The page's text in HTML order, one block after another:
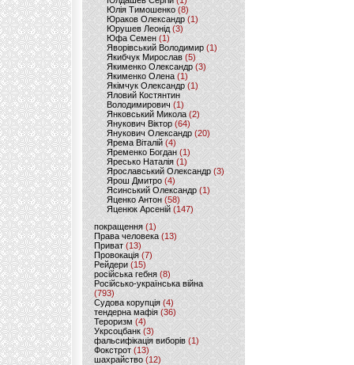
Юлія Тимошенко (8)
Юраков Олександр (1)
Юрушев Леонід (3)
Юфа Семен (1)
Яворівський Володимир (1)
Якибчук Мирослав (5)
Якименко Олександр (3)
Якименко Олена(1)
Якімчук Олександр (1)
Яловий Костянтин
Володимирович (1)
Янковський Микола(2)
Янукович Віктор (64)
Янукович Олександр(20)
Ярема Віталій(4)
Яременко Богдан(1)
Яресько Наталія(1)
Ярославський Олександр (3)
Ярош Дмитро (4)
Ясинський Олександр (1)
Яценко Антон(58)
Яценюк Арсеній (147)
покращення (1)
Права человека(13)
Приват (13)
Провокація (7)
Рейдери (15)
російська гебня (8)
Російсько-українська війна
(793)
Судова корупція (4)
тендерна мафія (36)
Тероризм (4)
Укрсоцбанк (3)
фальсифікація виборів (1)
Фокстрот(13)
шахрайство (12)